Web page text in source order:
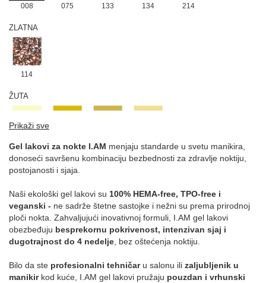
008 075 133 134 214
ZLATNA
114
ŽUTA
006 132 213
Prikaži sve
Gel lakovi za nokte I.AM menjaju standarde u svetu manikira,
donoseći savršenu kombinaciju bezbednosti za zdravlje noktiju,
postojanosti i sjaja.
Naši ekološki gel lakovi su 100% HEMA-free, TPO-free i
veganski - ne sadrže štetne sastojke i nežni su prema prirodnoj
ploči nokta. Zahvaljujući inovativnoj formuli, I.AM gel lakovi
obezbeđuju besprekornu pokrivenost, intenzivan sjaj i
dugotrajnost do 4 nedelje, bez oštećenja noktiju.
Bilo da ste profesionalni tehničaru salonu ili zaljubljenik u
manikirkod kuće, I.AM gel lakovi pružaju pouzdan i vrhunski